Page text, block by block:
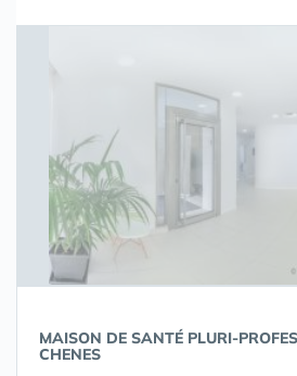
MAISON DE SANTÉ PLURI-
CHENES